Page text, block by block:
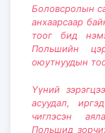
Боловсролын
анхаарсаар
тоог бид
Польшийн
оюутнуудын
Үүний
асуудал,
чиглэсэн
Польшид